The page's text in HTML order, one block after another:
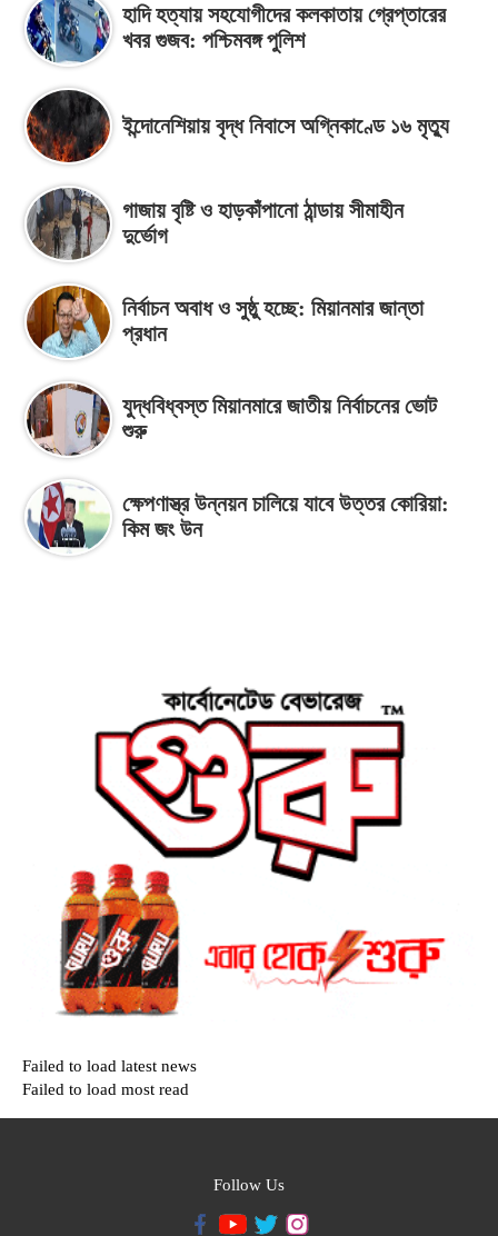
হাদি হত্যায় সহযোগীদের কলকাতায় গ্রেপ্তারের
খবর গুজব: পশ্চিমবঙ্গ পুলিশ
ইন্দোনেশিয়ায় বৃদ্ধ নিবাসে অগ্নিকাণ্ডে ১৬ মৃত্যু
গাজায় বৃষ্টি ও হাড়কাঁপানো ঠান্ডায় সীমাহীন
দুর্ভোগ
নির্বাচন অবাধ ও সুষ্ঠু হচ্ছে: মিয়ানমার জান্তা
প্রধান
যুদ্ধবিধ্বস্ত মিয়ানমারে জাতীয় নির্বাচনের ভোট
শুরু
ক্ষেপণাস্ত্র উন্নয়ন চালিয়ে যাবে উত্তর কোরিয়া:
কিম জং উন
Failed to load latest news
Failed to load most read
Follow Us